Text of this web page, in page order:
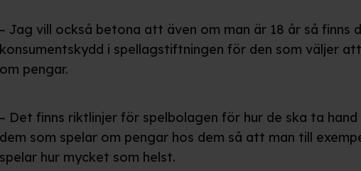
– Jag vill också betona att även om man är 18 år så finns
konsumentskydd i spellagstiftningen för den som väljer
om pengar.
– Det finns riktlinjer för spelbolagen för hur de ska ta hand
dem som spelar om pengar hos dem så att man till
spelar hur mycket som helst.